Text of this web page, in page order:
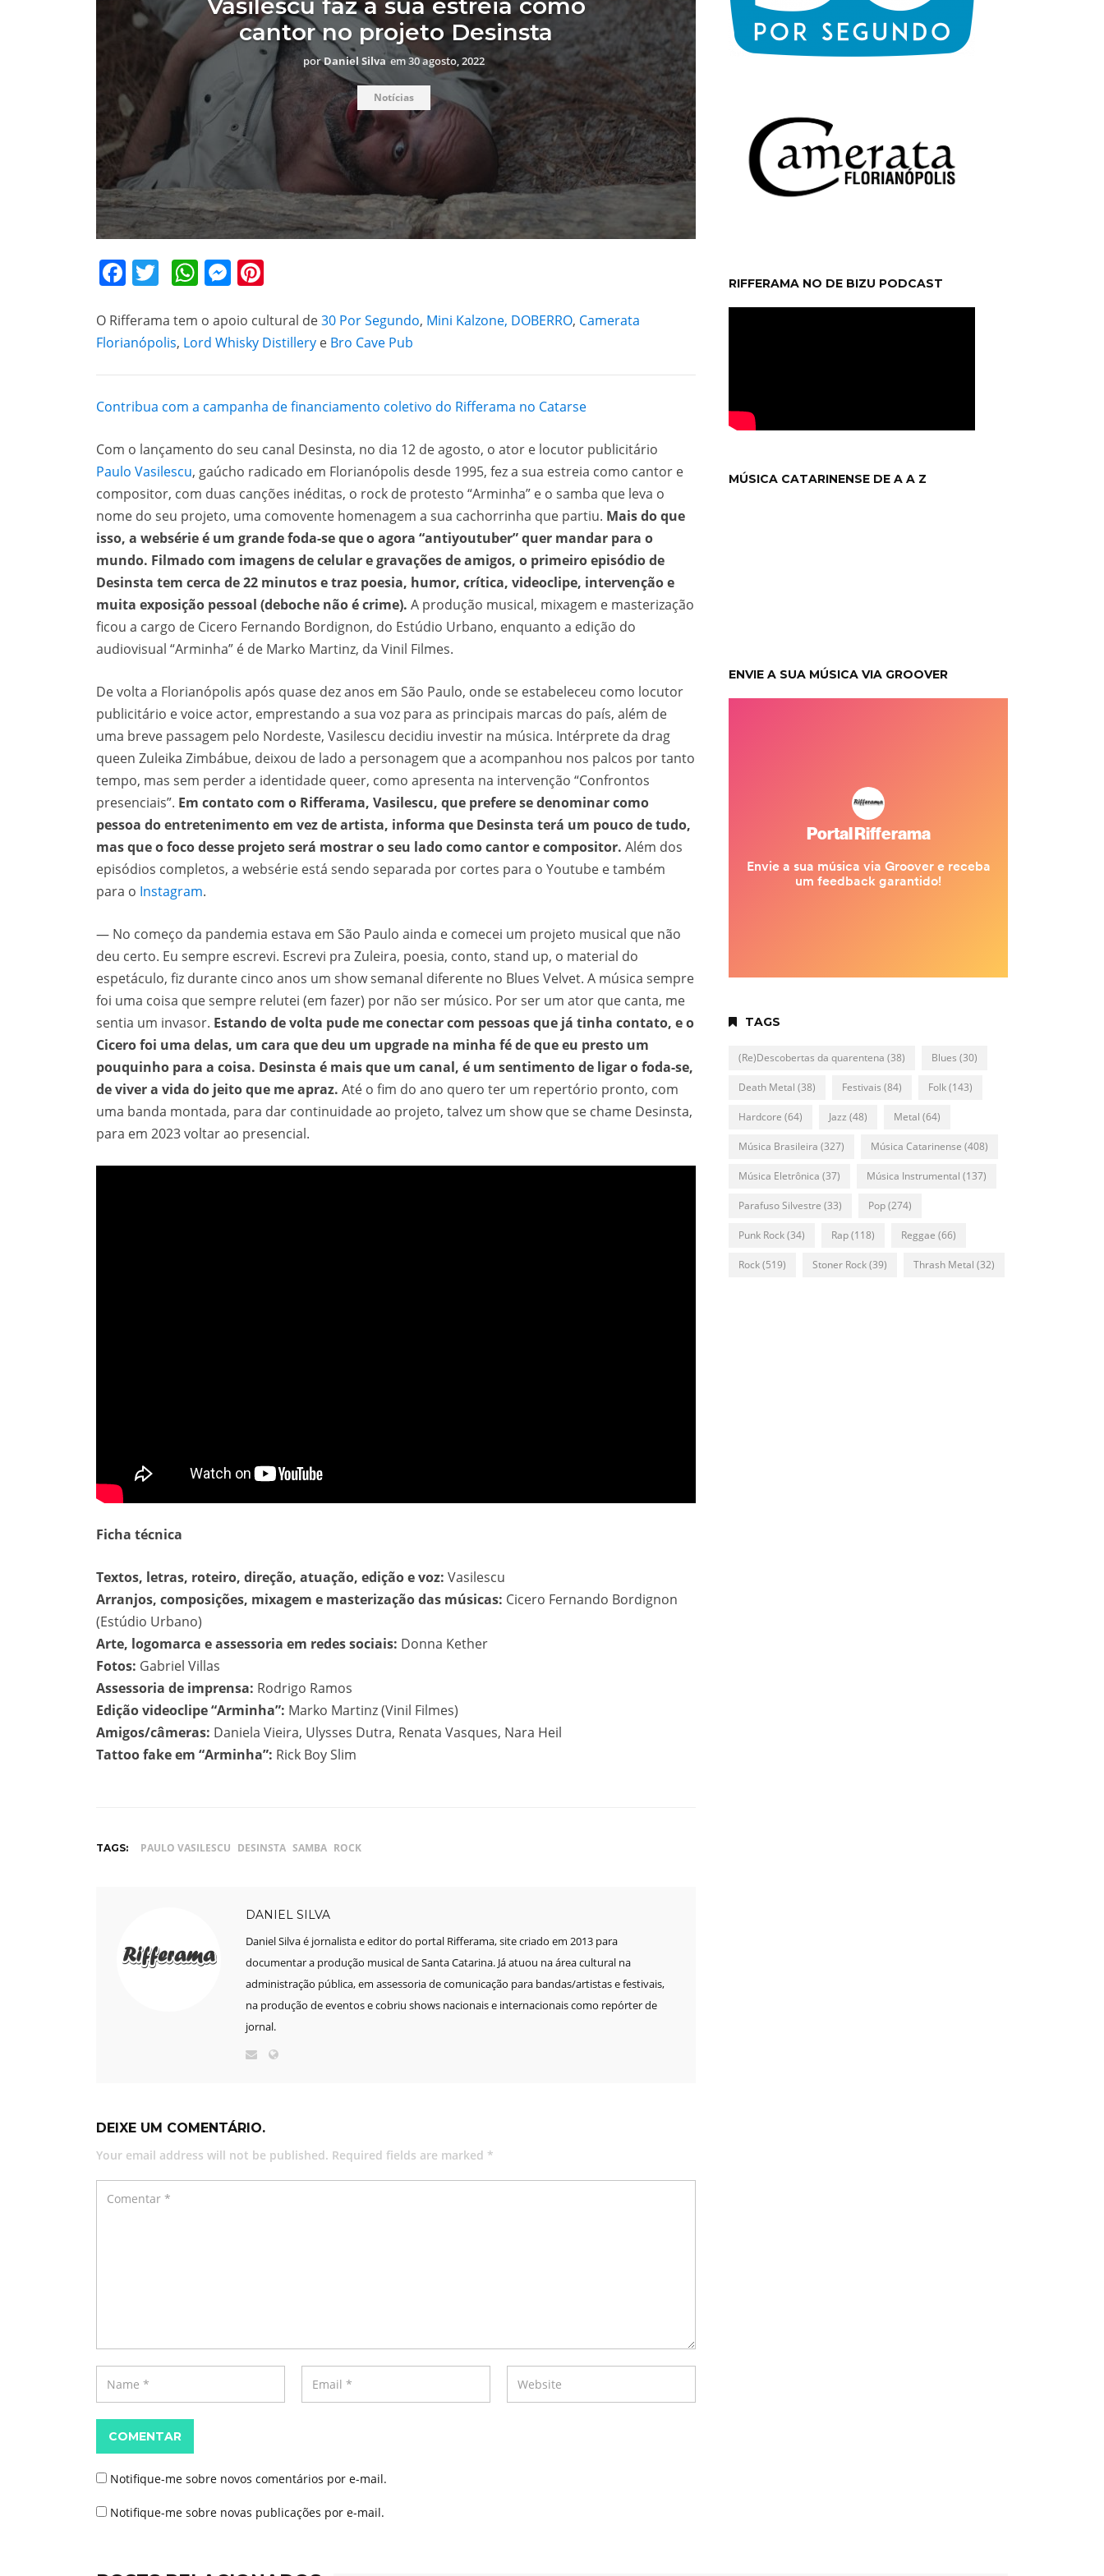
cantor no projeto Desinsta
porDaniel Silva em30 agosto, 2022
Notícias
Facebook
Twitter
WhatsApp
Messenger
O Rifferama tem o apoio cultural de30 Por Segundo, Mini Kalzone, DOBERRO, Camerata
Florianópolis, Lord Whisky Distillery e Bro Cave Pub
Contribua com a campanha de financiamento coletivo do Rifferama no Catarse
Com o lançamento do seu canal Desinsta, no dia 12 de agosto, o ator e locutor publicitário
Paulo Vasilescu, gaúcho radicado em Florianópolis desde 1995, fez a sua estreia como cantor e
compositor, com duas canções inéditas, o rock de protesto “Arminha” e o samba que leva o
nome do seu projeto, uma comovente homenagem a sua cachorrinha que partiu. Mais do que
isso, a websérie é um grande foda-se que o agora “antiyoutuber” quer mandar para o
mundo. Filmado com imagens de celular e gravações de amigos, o primeiro episódio de
Desinsta tem cerca de 22 minutos e traz poesia, humor, crítica, videoclipe, intervenção e
muita exposição pessoal (deboche não é crime). A produção musical, mixagem e masterização
ficou a cargo de Cicero Fernando Bordignon, do Estúdio Urbano, enquanto a edição do
audiovisual “Arminha” é de Marko Martinz, da Vinil Filmes.
De volta a Florianópolis após quase dez anos em São Paulo, onde se estabeleceu como locutor
publicitário e voice actor, emprestando a sua voz para as principais marcas do país, além de
uma breve passagem pelo Nordeste, Vasilescu decidiu investir na música. Intérprete da drag
queen Zuleika Zimbábue, deixou de lado a personagem que a acompanhou nos palcos por tanto
tempo, mas sem perder a identidade queer, como apresenta na intervenção “Confrontos
presenciais”. Em contato com o Rifferama, Vasilescu, que prefere se denominar como
pessoa do entretenimento em vez de artista, informa que Desinsta terá um pouco de tudo,
mas que o foco desse projeto será mostrar o seu lado como cantor e compositor. Além dos
episódios completos, a websérie está sendo separada por cortes para o Youtube e também
para o Instagram.
— No começo da pandemia estava em São Paulo ainda e comecei um projeto musical que não
deu certo. Eu sempre escrevi. Escrevi pra Zuleira, poesia, conto, stand up, o material do
espetáculo, fiz durante cinco anos um show semanal diferente no Blues Velvet. A música sempre
foi uma coisa que sempre relutei (em fazer) por não ser músico. Por ser um ator que canta, me
sentia um invasor. Estando de volta pude me conectar com pessoas que já tinha contato, e o
Cicero foi uma delas, um cara que deu um upgrade na minha fé de que eu presto um
pouquinho para a coisa. Desinsta é mais que um canal, é um sentimento de ligar o foda-se,
de viver a vida do jeito que me apraz. Até o fim do ano quero ter um repertório pronto, com
uma banda montada, para dar continuidade ao projeto, talvez um show que se chame Desinsta,
para em 2023 voltar ao presencial.
Ficha técnica
Textos, letras, roteiro, direção, atuação, edição e voz: Vasilescu
Arranjos, composições, mixagem e masterização das músicas: Cicero Fernando Bordignon
(Estúdio Urbano)
Arte, logomarca e assessoria em redes sociais: Donna Kether
Fotos: Gabriel Villas
Assessoria de imprensa: Rodrigo Ramos
Edição videoclipe “Arminha”: Marko Martinz (Vinil Filmes)
Amigos/câmeras: Daniela Vieira, Ulysses Dutra, Renata Vasques, Nara Heil
Tattoo fake em “Arminha”: Rick Boy Slim
TAGS: PAULO VASILESCU DESINSTA SAMBA ROCK
DANIEL SILVA
Daniel Silva é jornalista e editor do portal Rifferama, site criado em 2013 para
documentar a produção musical de Santa Catarina. Já atuou na área cultural na
administração pública, em assessoria de comunicação para bandas/artistas e festivais,
na produção de eventos e cobriu shows nacionais e internacionais como repórter de
jornal.
DEIXE UM COMENTÁRIO.
Your email address will not be published. Required fields are marked *
COMENTAR
Notifique-me sobre novos comentários por e-mail.
Notifique-me sobre novas publicações por e-mail.
RIFFERAMA NO DE BIZU PODCAST
MÚSICA CATARINENSE DE A A Z
ENVIE A SUA MÚSICA VIA GROOVER
TAGS
(Re)Descobertas da quarentena (38) Blues (30)
Death Metal (38) Festivais (84) Folk(143)
Hardcore (64) Jazz (48) Metal (64)
Música Brasileira (327) Música Catarinense (408)
Música Eletrônica (37) Música Instrumental (137)
Parafuso Silvestre (33) Pop(274)
Punk Rock(34) Rap(118) Reggae (66)
Rock(519) Stoner Rock(39) Thrash Metal (32)